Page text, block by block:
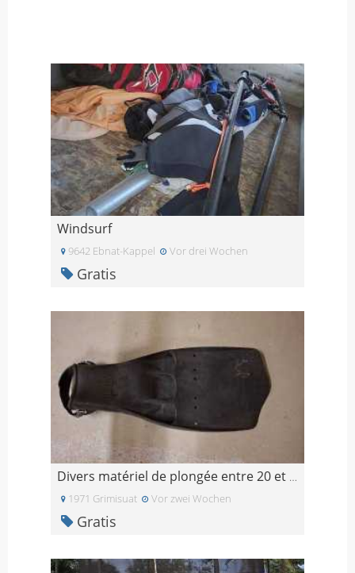
Windsurf
9642 Ebnat-Kappel Vor drei Wochen
Gratis
Divers matériel de plongée entre 20 et 40 frs
1971 Grimisuat Vor zwei Wochen
Gratis